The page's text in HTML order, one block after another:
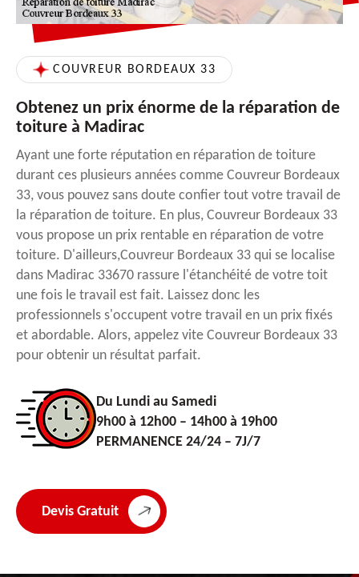
COUVREUR BORDEAUX 33
Obtenez un prix énorme de la réparation de
toiture à Madirac
Ayant une forte réputation en réparation de toiture
durant ces plusieurs années comme Couvreur Bordeaux
33, vous pouvez sans doute confier tout votre travail de
la réparation de toiture. En plus, Couvreur Bordeaux 33
vous propose un prix rentable en réparation de votre
toiture. D'ailleurs,Couvreur Bordeaux 33 qui se localise
dans Madirac 33670 rassure l'étanchéité de votre toit
une fois le travail est fait. Laissez donc les
professionnels s'occupent votre travail en un prix fixés
et abordable. Alors, appelez vite Couvreur Bordeaux 33
pour obtenir un résultat parfait.
Du Lundi au Samedi
9h00 à 12h00 – 14h00 à 19h00
PERMANENCE 24/24 – 7J/7
Devis Gratuit